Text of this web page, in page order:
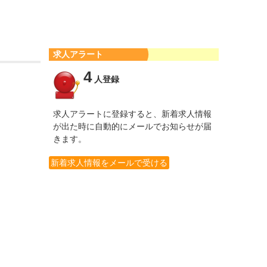
求人アラート
4人登録
求人アラートに登録すると、新着求人情報
が出た時に自動的にメールでお知らせが届
きます。
新着求人情報をメールで受ける